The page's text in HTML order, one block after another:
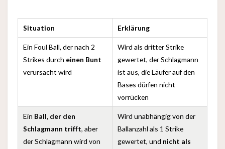
Situation Erklärung
Ein Foul Ball, der nach 2
Strikes durch einen Bunt
verursacht wird
Wird als dritter Strike
gewertet, der Schlagmann
ist aus, die Läufer auf den
Bases dürfen nicht
vorrücken
Ein Ball, der den
Schlagmann trifft, aber
der Schlagmann wird von
Wird unabhängig von der
Ballanzahl als 1 Strike
gewertet, und nicht als